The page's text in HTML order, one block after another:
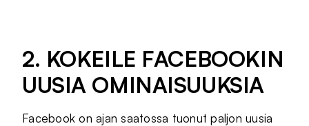
2. KOKEILE FACEBOOKIN
UUSIA OMINAISUUKSIA
Facebook on ajan saatossa tuonut paljon uusia